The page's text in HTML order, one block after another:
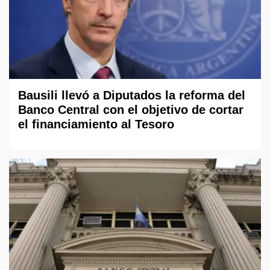
Bausili llevó a Diputados la reforma del
Banco Central con el objetivo de cortar
el financiamiento al Tesoro